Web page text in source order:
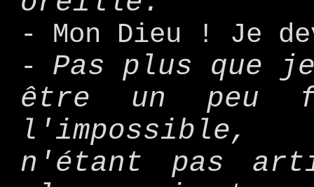
- Mon Dieu ! Je
- Pas plus que
être un peu
l'impossible,
n'étant pas